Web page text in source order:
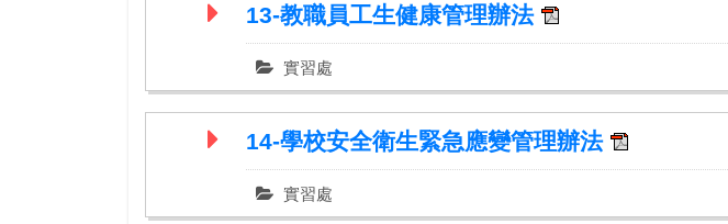
13-教職員工生健康管理辦法
實習處
14-學校安全衛生緊急應變管理辦法
實習處